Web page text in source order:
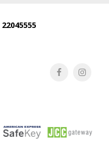
22045555